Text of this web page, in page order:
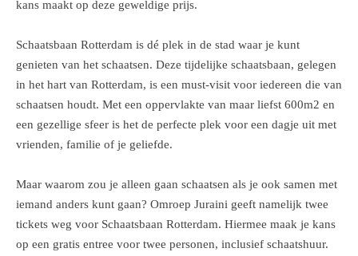
kans maakt op deze geweldige prijs.
Schaatsbaan Rotterdam is dé plek in de stad waar je kunt
genieten van het schaatsen. Deze tijdelijke schaatsbaan, gelegen
in het hart van Rotterdam, is een must-visit voor iedereen die van
schaatsen houdt. Met een oppervlakte van maar liefst 600m2 en
een gezellige sfeer is het de perfecte plek voor een dagje uit met
vrienden, familie of je geliefde.
Maar waarom zou je alleen gaan schaatsen als je ook samen met
iemand anders kunt gaan? Omroep Juraini geeft namelijk twee
tickets weg voor Schaatsbaan Rotterdam. Hiermee maak je kans
op een gratis entree voor twee personen, inclusief schaatshuur.